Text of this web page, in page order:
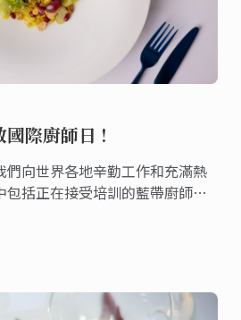
際廚師日 !
們向世界各地辛勤工作和充滿熱
括正在接受培訓的藍帶廚師、
帶來了這款由藍帶學院雪梨校